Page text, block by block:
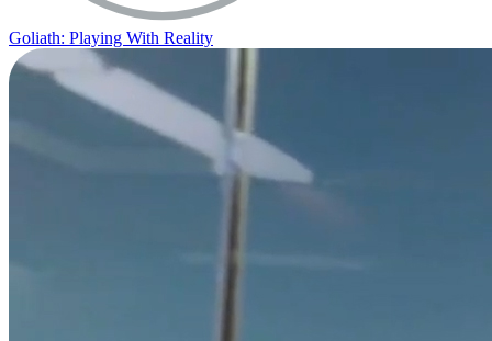
Goliath: Playing With Reality